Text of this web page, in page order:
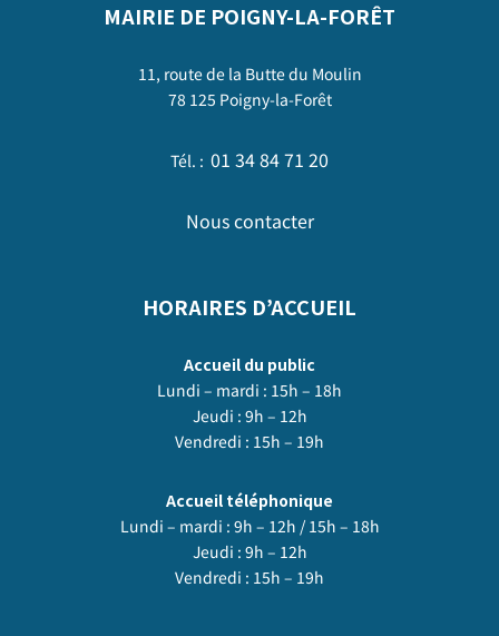
MAIRIE DE POIGNY-LA-FORÊT
11, route de la Butte du Moulin
78 125 Poigny-la-Forêt
Tél. : 01 34 84 71 20
Nous contacter
HORAIRES D’ACCUEIL
Accueil du public
Lundi – mardi : 15h – 18h
Jeudi : 9h – 12h
Vendredi : 15h – 19h
Accueil téléphonique
Lundi – mardi : 9h – 12h / 15h – 18h
Jeudi : 9h – 12h
Vendredi : 15h – 19h